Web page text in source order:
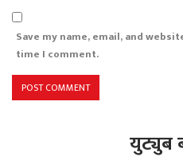
Save my name, email, and
time I comment.
युट्युब